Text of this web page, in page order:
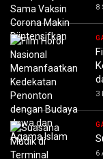
8
3
6